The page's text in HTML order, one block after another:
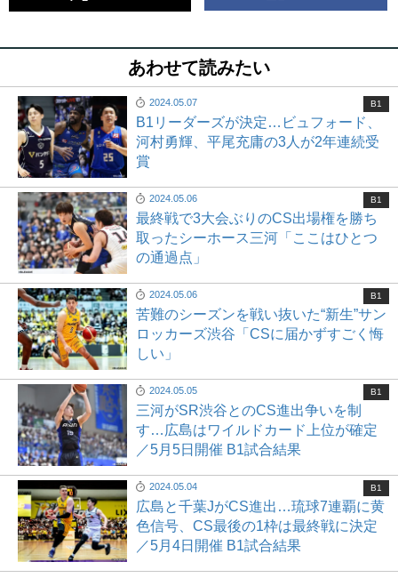
あわせて読みたい
2024.05.07
B1リーダーズが決定…ビュフォード、
河村勇輝、平尾充庸の3人が2年連続受
賞
B1
2024.05.06
最終戦で3大会ぶりのCS出場権を勝ち
取ったシーホース三河「ここはひとつ
の通過点」
B1
2024.05.06
苦難のシーズンを戦い抜いた“新生”サン
ロッカーズ渋谷「CSに届かずすごく悔
しい」
B1
2024.05.05
三河がSR渋谷とのCS進出争いを制
す…広島はワイルドカード上位が確定
／5月5日開催 B1試合結果
B1
2024.05.04
広島と千葉JがCS進出…琉球7連覇に黄
色信号、CS最後の1枠は最終戦に決定
／5月4日開催 B1試合結果
B1